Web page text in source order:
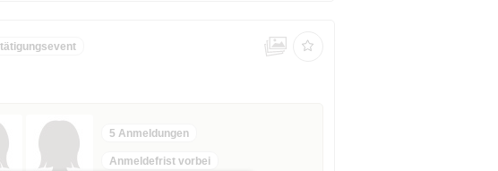
5 Anmeldungen
Anmeldefrist vorbei